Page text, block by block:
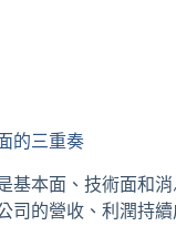
的三重奏
基本面、技術面和
司的營收、利潤持